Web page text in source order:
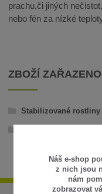
prachu,či jiných
nebo fén za nízké
ZBOŽÍ
Stabilizované rostliny
Náš e-shop
z nich jsou
nám
zobrazovat